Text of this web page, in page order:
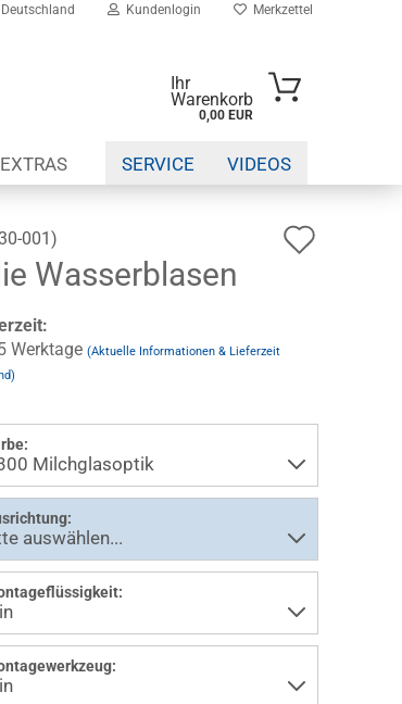
Deutschland Kundenlogin Merkzettel
Ihr
Warenkorb
0,00 EUR
EXTRAS SERVICE VIDEOS
001)
Wasserblasen
Werktage (Aktuelle Informationen & Lieferzeit